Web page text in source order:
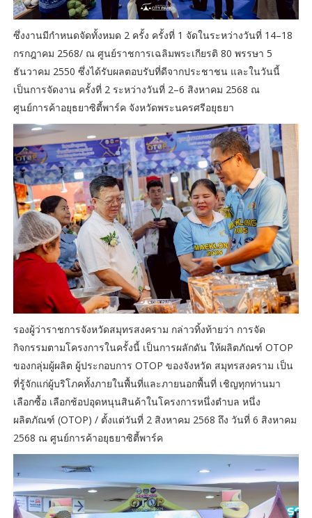
ซึ่งงานมีกำหนดจัดทั้งหมด 2 ครั้ง ครั้งที่ 1 จัดในระหว่างวันที่ 14–18
กรกฎาคม 2568/ ณ ศูนย์ราชการเฉลิมพระเกียรติ 80 พรรษา 5
ธันวาคม 2550 ซึ่งได้รับผลตอบรับที่ดีจากประชาชน และในวันนี้
เป็นการจัดงาน ครั้งที่ 2 ระหว่างวันที่ 2–6 สิงหาคม 2568 ณ
ศูนย์การค้าอยุธยาซิตี้พาร์ค จังหวัดพระนครศรีอยุธยา
รองผู้ว่าราชการจังหวัดสมุทรสงคราม กล่าวทิ้งท้ายว่า การจัด
กิจกรรมตามโครงการในครั้งนี้ เป็นการผลักดัน ให้ผลิตภัณฑ์ OTOP
ของกลุ่มผู้ผลิต ผู้ประกอบการ OTOP ของจังหวัด สมุทรสงคราม เป็น
ที่รู้จักแก่ผู้บริโภคทั้งภายในพื้นที่และภายนอกพื้นที่ เชิญทุกท่านมา
เลือกซื้อ เลือกช้อปอุดหนุนสินค้าในโครงการหนึ่งตำบล หนึ่ง
ผลิตภัณฑ์ (OTOP) / ตั้งแต่วันที่ 2 สิงหาคม 2568 ถึง วันที่ 6 สิงหาคม
2568 ณ ศูนย์การค้าอยุธยาซิตี้พาร์ค